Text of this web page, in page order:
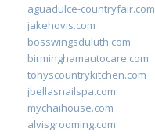
aguadulce-countryfair.com
jakehovis.com
bosswingsduluth.com
birminghamautocare.com
tonyscountrykitchen.com
jbellasnailspa.com
mychaihouse.com
alvisgrooming.com